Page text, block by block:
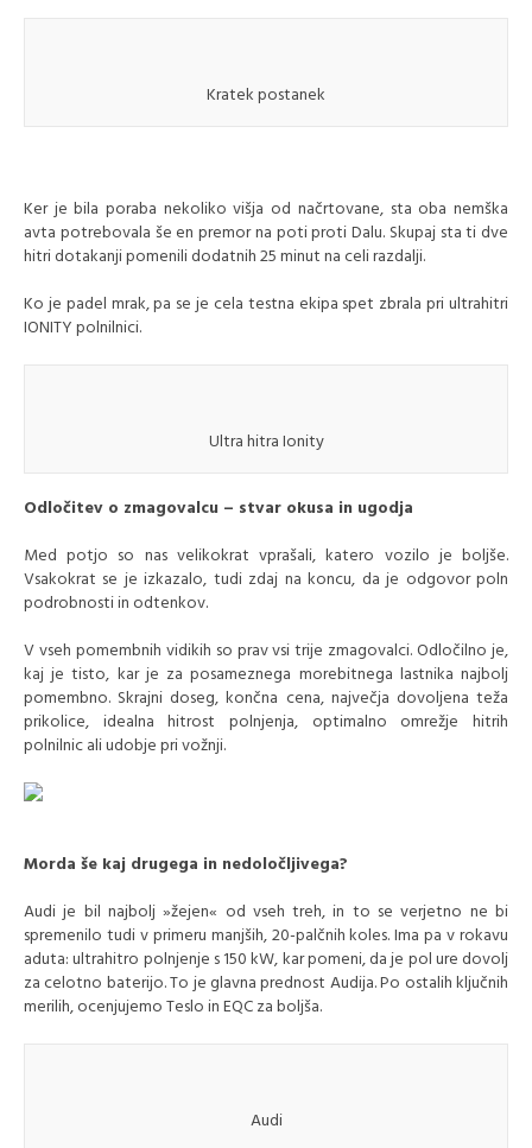
Kratek postanek
Ker je bila poraba nekoliko višja od načrtovane, sta oba nemška
avta potrebovala še en premor na poti proti Dalu. Skupaj sta ti dve
hitri dotakanji pomenili dodatnih 25 minut na celi razdalji.
Ko je padel mrak, pa se je cela testna ekipa spet zbrala pri ultrahitri
IONITY polnilnici.
Ultra hitra Ionity
Odločitev o zmagovalcu – stvar okusa in ugodja
Med potjo so nas velikokrat vprašali, katero vozilo je boljše.
Vsakokrat se je izkazalo, tudi zdaj na koncu, da je odgovor poln
podrobnosti in odtenkov.
V vseh pomembnih vidikih so prav vsi trije zmagovalci. Odločilno je,
kaj je tisto, kar je za posameznega morebitnega lastnika najbolj
pomembno. Skrajni doseg, končna cena, največja dovoljena teža
prikolice, idealna hitrost polnjenja, optimalno omrežje hitrih
polnilnic ali udobje pri vožnji.
Morda še kaj drugega in nedoločljivega?
Audi je bil najbolj »žejen« od vseh treh, in to se verjetno ne bi
spremenilo tudi v primeru manjših, 20-palčnih koles. Ima pa v rokavu
aduta: ultrahitro polnjenje s 150 kW, kar pomeni, da je pol ure dovolj
za celotno baterijo. To je glavna prednost Audija. Po ostalih ključnih
merilih, ocenjujemo Teslo in EQC za boljša.
Audi